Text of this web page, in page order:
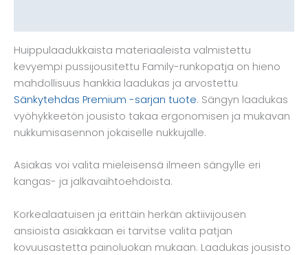
Huippulaadukkaista materiaaleista valmistettu
kevyempi pussijousitettu Family-runkopatja on hieno
mahdollisuus hankkia laadukas ja arvostettu
Sänkytehdas Premium -sarjan tuote. Sängyn laadukas
vyöhykkeetön jousisto takaa ergonomisen ja mukavan
nukkumisasennon jokaiselle nukkujalle.
Asiakas voi valita mieleisensä ilmeen sängylle eri
kangas- ja jalkavaihtoehdoista.
Korkealaatuisen ja erittäin herkän aktiivijousen
ansioista asiakkaan ei tarvitse valita patjan
kovuusastetta painoluokan mukaan. Laadukas jousisto